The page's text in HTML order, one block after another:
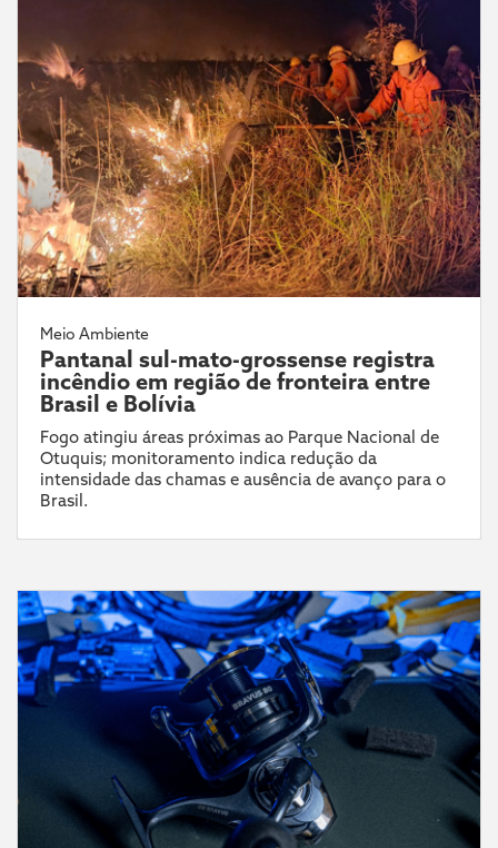
Meio Ambiente
Pantanal sul-mato-grossense registra
incêndio em região de fronteira entre
Brasil e Bolívia
Fogo atingiu áreas próximas ao Parque Nacional de
Otuquis; monitoramento indica redução da
intensidade das chamas e ausência de avanço para o
Brasil.